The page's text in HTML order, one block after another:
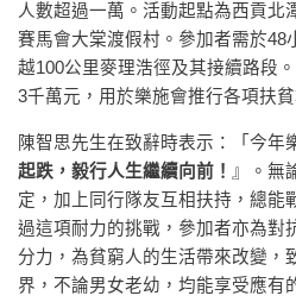
人數超過一萬。活動起點為西貢北
賽馬會大棠渡假村。參加者需於48
越100公里麥理浩徑及其接續路段
3千萬元，用於樂施會推行各項扶
陳智思先生在致辭時表示：「今年
起跌，毅行人生繼續向前！ 』。無
定，加上同行隊友互相扶持，總能
過這項耐力的挑戰，參加者亦為對
分力，為貧窮人的生活帶來改變，
界，不論男女老幼，均能享受應有